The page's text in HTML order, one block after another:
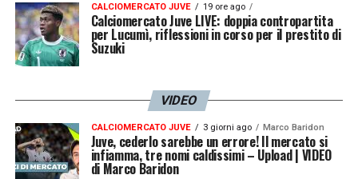
CALCIOMERCATO JUVE 19 ore ago
Calciomercato Juve LIVE: doppia contropartita
per Lucumì, riflessioni in corso per il prestito di
Suzuki
VIDEO
CALCIOMERCATO JUVE 3 giorni ago Marco Baridon
Juve, cederlo sarebbe un errore! Il mercato si
infiamma, tre nomi caldissimi – Upload | VIDEO
di Marco Baridon